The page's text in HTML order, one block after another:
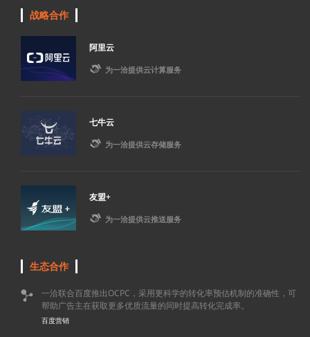
战略合作
阿里云
 为一洽提供云计算服务
七牛云
 为一洽提供云存储服务
友盟+
 为一洽提供云推送服务
生态合作

一洽联合百度推出OCPC，采用更科学的转化率预估机制的准确性，可
帮助广告主在获取更多优质流量的同时提高转化完成率。
百度营销